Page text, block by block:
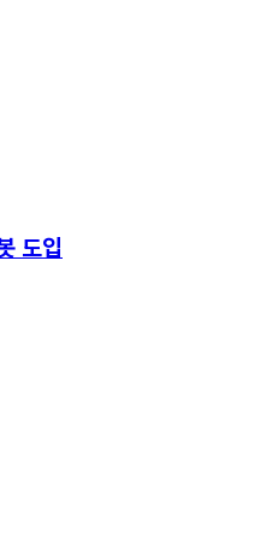
도입